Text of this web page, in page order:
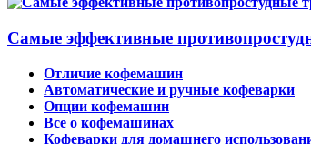
Самые эффективные
Отличие кофемашин
Автоматические и ручные кофеварки
Опции кофемашин
Все о кофемашинах
Кофеварки для домашнего